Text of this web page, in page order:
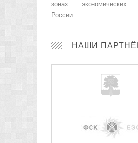
зонах экономических
России.
НАШИ